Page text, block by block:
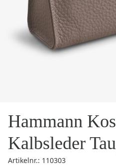
Hammann
Kalbsleder
Artikelnr.: 110303